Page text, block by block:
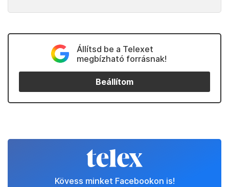
Állítsd be a Telexet
megbízható forrásnak!
Beállítom
Kövess minket Facebookon is!